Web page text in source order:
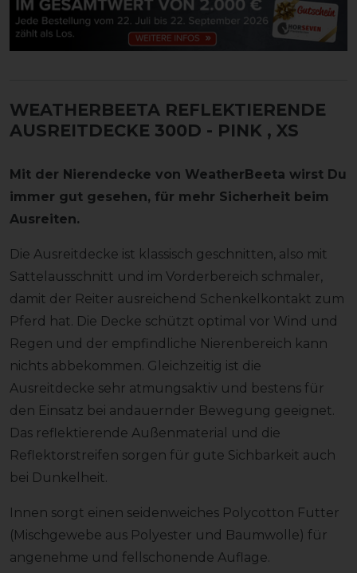
WEATHERBEETA REFLEKTIERENDE
AUSREITDECKE 300D - PINK , XS
Mit der Nierendecke von WeatherBeeta wirst Du
immer gut gesehen, für mehr Sicherheit beim
Ausreiten.
Die Ausreitdecke ist klassisch geschnitten, also mit
Sattelausschnitt und im Vorderbereich schmaler,
damit der Reiter ausreichend Schenkelkontakt zum
Pferd hat. Die Decke schützt optimal vor Wind und
Regen und der empfindliche Nierenbereich kann
nichts abbekommen. Gleichzeitig ist die
Ausreitdecke sehr atmungsaktiv und bestens für
den Einsatz bei andauernder Bewegung geeignet.
Das reflektierende Außenmaterial und die
Reflektorstreifen sorgen für gute Sichbarkeit auch
bei Dunkelheit.
Innen sorgt einen seidenweiches Polycotton Futter
(Mischgewebe aus Polyester und Baumwolle) für
angenehme und fellschonende Auflage.